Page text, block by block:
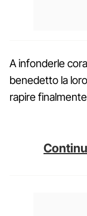
A infonderle
benedetto la
rapire